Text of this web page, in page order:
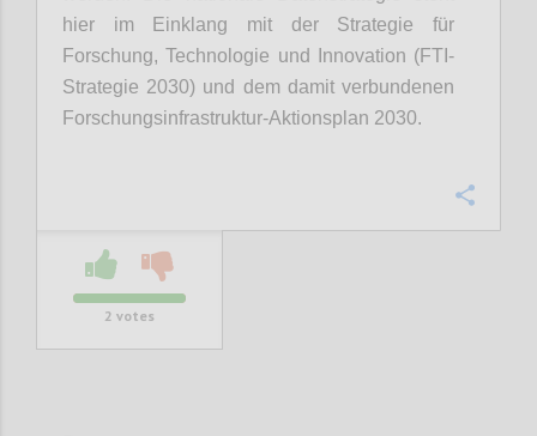
hier im Einklang mit der Strategie für
Forschung, Technologie und Innovation (FTI-
Strategie 2030) und dem damit verbundenen
Forschungsinfrastruktur-Aktionsplan 2030.
2 votes